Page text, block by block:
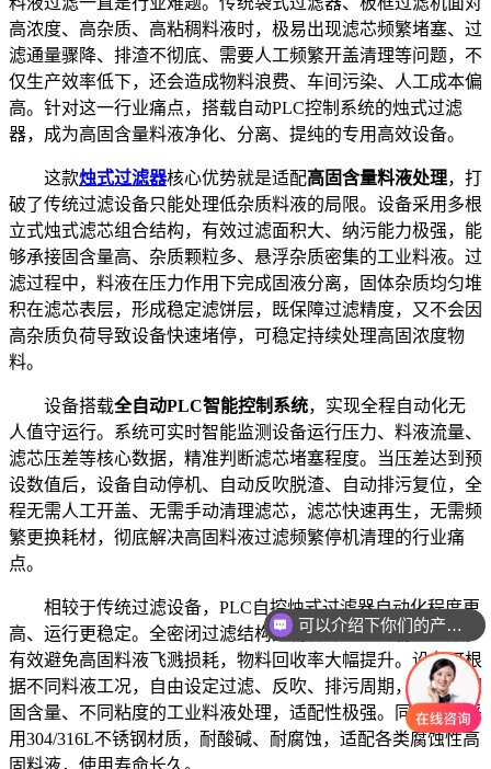
高浓度、高杂质、高粘稠料液时，极易出现滤芯频繁堵塞、过
滤通量骤降、排渣不彻底、需要人工频繁开盖清理等问题，不
仅生产效率低下，还会造成物料浪费、车间污染、人工成本偏
高。针对这一行业痛点，搭载自动PLC控制系统的烛式过滤
器，成为高固含量料液净化、分离、提纯的专用高效设备。
这款烛式过滤器核心优势就是适配高固含量料液处理，打
破了传统过滤设备只能处理低杂质料液的局限。设备采用多根
立式烛式滤芯组合结构，有效过滤面积大、纳污能力极强，能
够承接固含量高、杂质颗粒多、悬浮杂质密集的工业料液。过
滤过程中，料液在压力作用下完成固液分离，固体杂质均匀堆
积在滤芯表层，形成稳定滤饼层，既保障过滤精度，又不会因
高杂质负荷导致设备快速堵停，可稳定持续处理高固浓度物
料。
设备搭载全自动PLC智能控制系统，实现全程自动化无
人值守运行。系统可实时智能监测设备运行压力、料液流量、
滤芯压差等核心数据，精准判断滤芯堵塞程度。当压差达到预
设数值后，设备自动停机、自动反吹脱渣、自动排污复位，全
程无需人工开盖、无需手动清理滤芯，滤芯快速再生，无需频
繁更换耗材，彻底解决高固料液过滤频繁停机清理的行业痛
点。
相较于传统过滤设备，PLC自控烛式过滤器自动化程度更
高、运行更稳定。全密闭过滤结构无物料外泄、无粉尘污染，
有效避免高固料液飞溅损耗，物料回收率大幅提升。设备可根
据不同料液工况，自由设定过滤、反吹、排污周期，适配不同
固含量、不同粘度的工业料液处理，适配性极强。同时设备采
用304/316L不锈钢材质，耐酸碱、耐腐蚀，适配各类腐蚀性高
固料液，使用寿命长久。
可以介绍下你们的产品么